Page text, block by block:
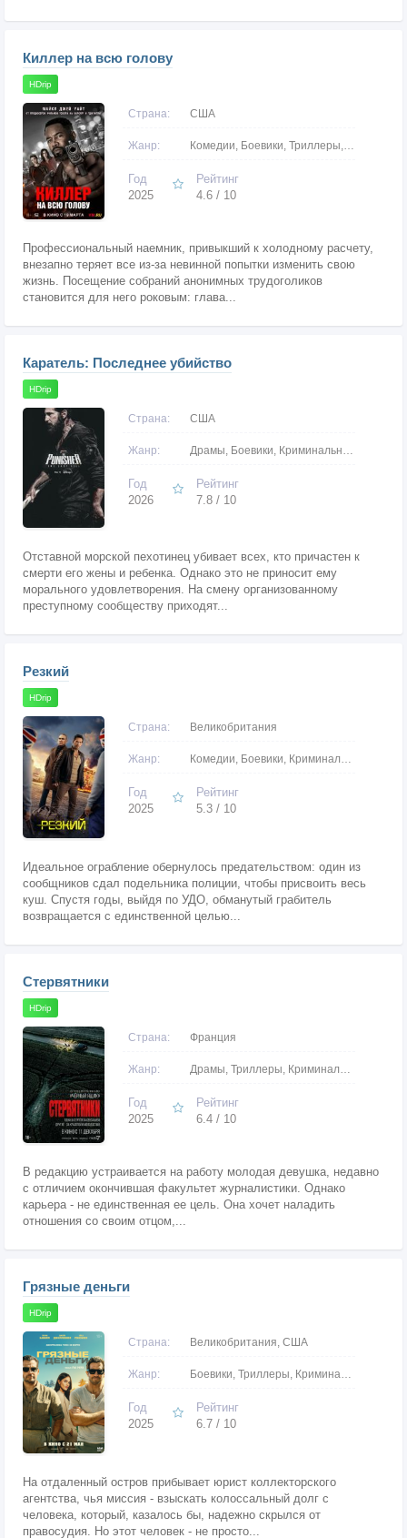
Киллер на всю голову
HDrip
Страна: США
Жанр: Комедии, Боевики, Триллеры, Криминальные
Год
2025
Рейтинг
4.6 / 10
Профессиональный наемник, привыкший к холодному расчету,
внезапно теряет все из-за невинной попытки изменить свою
жизнь. Посещение собраний анонимных трудоголиков
становится для него роковым: глава...
Каратель: Последнее убийство
HDrip
Страна: США
Жанр: Драмы, Боевики, Криминальные
Год
2026
Рейтинг
7.8 / 10
Отставной морской пехотинец убивает всех, кто причастен к
смерти его жены и ребенка. Однако это не приносит ему
морального удовлетворения. На смену организованному
преступному сообществу приходят...
Резкий
HDrip
Страна: Великобритания
Жанр: Комедии, Боевики, Криминальные
Год
2025
Рейтинг
5.3 / 10
Идеальное ограбление обернулось предательством: один из
сообщников сдал подельника полиции, чтобы присвоить весь
куш. Спустя годы, выйдя по УДО, обманутый грабитель
возвращается с единственной целью...
Стервятники
HDrip
Страна: Франция
Жанр: Драмы, Триллеры, Криминальные
Год
2025
Рейтинг
6.4 / 10
В редакцию устраивается на работу молодая девушка, недавно
с отличием окончившая факультет журналистики. Однако
карьера - не единственная ее цель. Она хочет наладить
отношения со своим отцом,...
Грязные деньги
HDrip
Страна: Великобритания, США
Жанр: Боевики, Триллеры, Криминальные
Год
2025
Рейтинг
6.7 / 10
На отдаленный остров прибывает юрист коллекторского
агентства, чья миссия - взыскать колоссальный долг с
человека, который, казалось бы, надежно скрылся от
правосудия. Но этот человек - не просто...